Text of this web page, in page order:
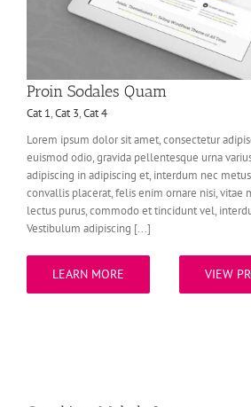
Proin Sodales Quam
Cat 1,Cat 3,Cat 4
Lorem ipsum dolor sit amet, consectetur
euismod odio, gravida pellentesque urna
adipiscing in adipiscing et, interdum nec
convallis placerat, felis enim ornare nisi, vitae
lectus purus, commodo et tincidunt vel,
Vestibulum adipiscing [...]
LEARN MORE VIEW